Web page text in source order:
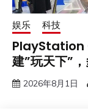
娱乐 科技
PlayStation
建”玩天下”
2026年8月1日